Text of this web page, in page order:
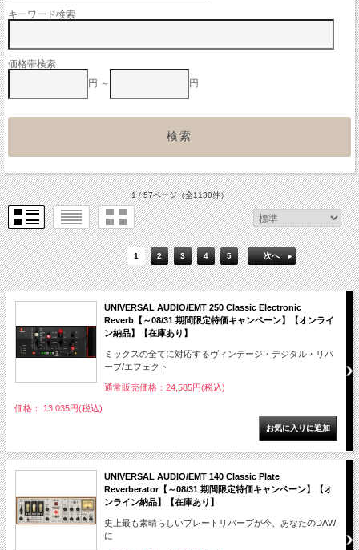
キーワード検索
価格帯検索
円 ～
円
1 / 57ページ（全1130件）
1 2 3 4 5 次へ
UNIVERSAL AUDIO/EMT 250 Classic Electronic
Reverb【～08/31 期間限定特価キャンペーン】【オンライ
ン納品】【在庫あり】
ミックスの全てに対応するヴィンテージ・デジタル・リバ
ーブ/エフェクト
通常販売価格：24,585円(税込)
価格： 13,035円(税込)
UNIVERSAL AUDIO/EMT 140 Classic Plate
Reverberator【～08/31 期間限定特価キャンペーン】【オ
ンライン納品】【在庫あり】
史上最も素晴らしいプレートリバーブが今、あなたのDAW
に